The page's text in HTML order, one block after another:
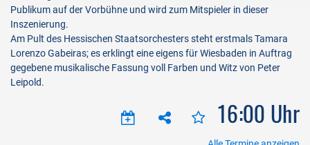
Publikum auf der Vorbühne und wird zum Mitspieler in dieser
Inszenierung.
Am Pult des Hessischen Staatsorchesters steht erstmals Tamara
Lorenzo Gabeiras; es erklingt eine eigens für Wiesbaden in Auftrag
gegebene musikalische Fassung voll Farben und Witz von Peter
Leipold.
16:00 Uhr